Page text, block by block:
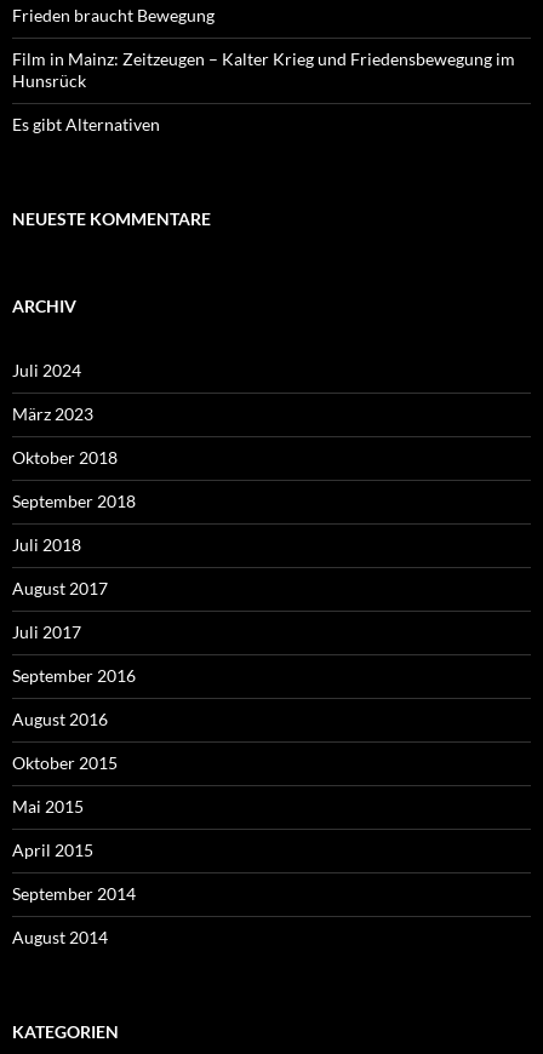
Frieden braucht Bewegung
Film in Mainz: Zeitzeugen – Kalter Krieg und Friedensbewegung im
Hunsrück
Es gibt Alternativen
NEUESTE KOMMENTARE
ARCHIV
Juli 2024
März 2023
Oktober 2018
September 2018
Juli 2018
August 2017
Juli 2017
September 2016
August 2016
Oktober 2015
Mai 2015
April 2015
September 2014
August 2014
KATEGORIEN